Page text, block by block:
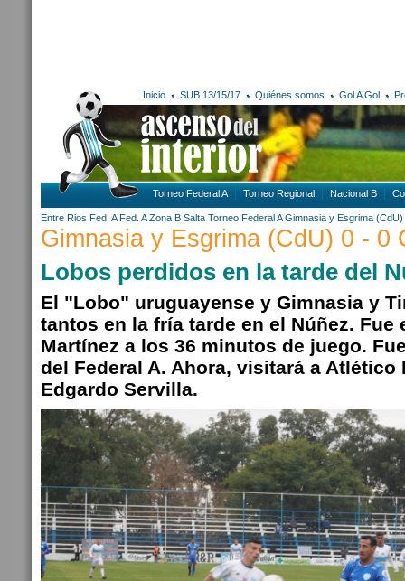
Inicio SUB 13/15/17 Quiénes somos Gol A Gol
Torneo Federal A Torneo Regional Nacional B
Entre Rios Fed. A Fed. A Zona B Salta Torneo Federal A Gimnasia y Esgrima (CdU)
Gimnasia y Esgrima (CdU) 0 - 0
Lobos perdidos en la tarde del
El "Lobo" uruguayense y Gimnasia y
tantos en la fría tarde en el Núñez. Fue
Martínez a los 36 minutos de juego.
del Federal A. Ahora, visitará a
Edgardo Servilla.